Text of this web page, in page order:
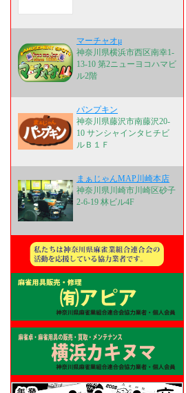
マーチャオμ
神奈川県横浜市西区南幸1-
13-10 第2ニューヨコハマビ
ル2階
パンプキン
神奈川県藤沢市南藤沢20-
10 サンシャインタヒチビ
ルＢ１Ｆ
まぁじゃんMAP川崎本店
神奈川県川崎市川崎区砂子
2-6-19 林ビル4F